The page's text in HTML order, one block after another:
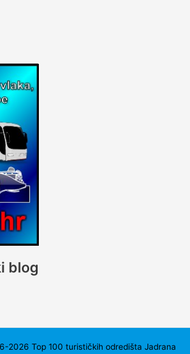
blog
2026 Top 100 turističkih odredišta Jadrana